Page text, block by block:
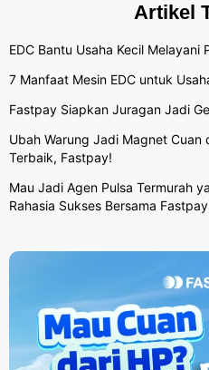
Artikel
EDC Bantu Usaha Kecil
7 Manfaat Mesin EDC untuk
Fastpay Siapkan Juragan Jadi
Ubah Warung Jadi Magnet Cuan
Terbaik, Fastpay!
Mau Jadi Agen Pulsa Termurah
Rahasia Sukses Bersama